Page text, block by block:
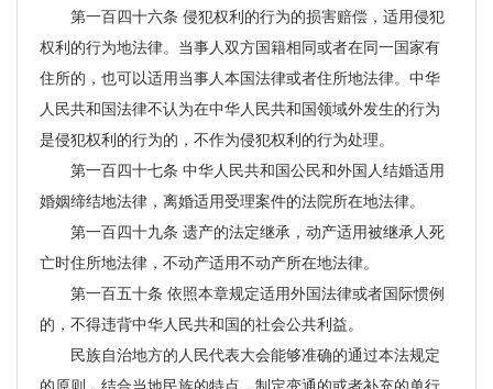
第一百四十六条 侵犯权利的行为的损害赔偿，适用侵犯
权利的行为地法律。当事人双方国籍相同或者在同一国家有
住所的，也可以适用当事人本国法律或者住所地法律。中华
人民共和国法律不认为在中华人民共和国领域外发生的行为
是侵犯权利的行为的，不作为侵犯权利的行为处理。
第一百四十七条 中华人民共和国公民和外国人结婚适用
婚姻缔结地法律，离婚适用受理案件的法院所在地法律。
第一百四十九条 遗产的法定继承，动产适用被继承人死
亡时住所地法律，不动产适用不动产所在地法律。
第一百五十条 依照本章规定适用外国法律或者国际惯例
的，不得违背中华人民共和国的社会公共利益。
民族自治地方的人民代表大会能够准确的通过本法规定